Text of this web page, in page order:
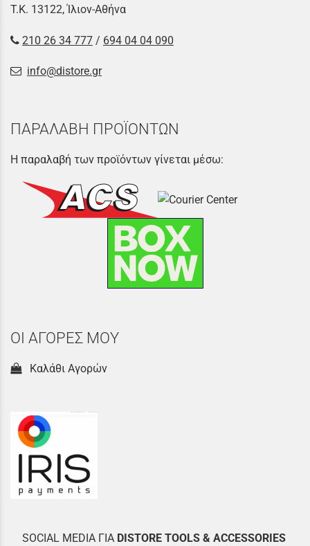
Τ.Κ. 13122, Ίλιον-Αθήνα
210 26 34 777 / 694 04 04 090
info@distore.gr
ΠΑΡΑΛΑΒΗ ΠΡΟΪΟΝΤΩΝ
Η παραλαβή των προϊόντων γίνεται μέσω:
ΟΙ ΑΓΟΡΕΣ ΜΟΥ
Καλάθι Αγορών
SOCIAL MEDIA ΓΙΑ DISTORE TOOLS & ACCESSORIES